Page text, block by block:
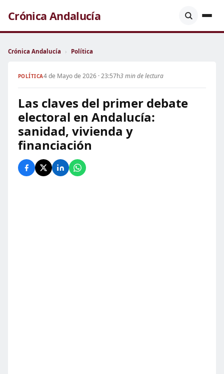
Crónica Andalucía
Crónica Andalucía › Política
POLÍTICA4 de Mayo de 2026 · 23:57h3 min de lectura
Las claves del primer debate
electoral en Andalucía:
sanidad, vivienda y
financiación